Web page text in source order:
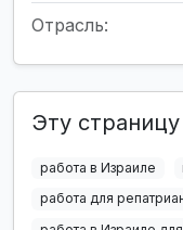
Отрасль:
Эту
работа в Израиле
работа для